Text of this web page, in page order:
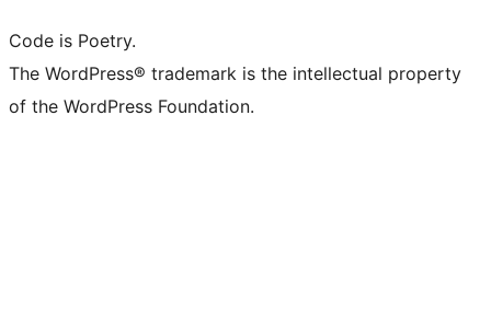
Code is Poetry.
The WordPress® trademark is the intellectual property
of the WordPress Foundation.